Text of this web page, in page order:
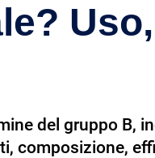
del gruppo B,
composizione,